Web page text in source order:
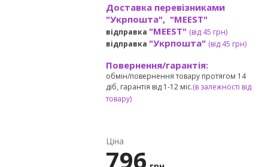
Доставка перевізниками
"Укрпошта", "MEEST"
відправка "MEEST" (від 45 грн)
відправка "Укрпошта" (від 45 грн)
Повернення/гарантія:
обмін/повернення товару протягом 14
діб, гарантія від 1-12 міс.(в залежності від
товару)
Ціна
796